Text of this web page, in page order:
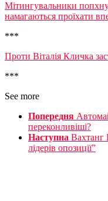
Мітингувальники
намагаються проїхати
***
Проти Віталія Кличка
***
See more
Попередня
переконливіші?
Наступна Вахтанг
лідерів опозиції”